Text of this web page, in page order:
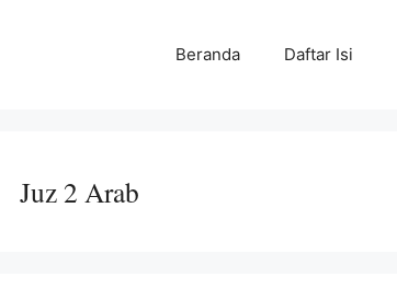
Beranda Daftar Isi
Juz 2 Arab